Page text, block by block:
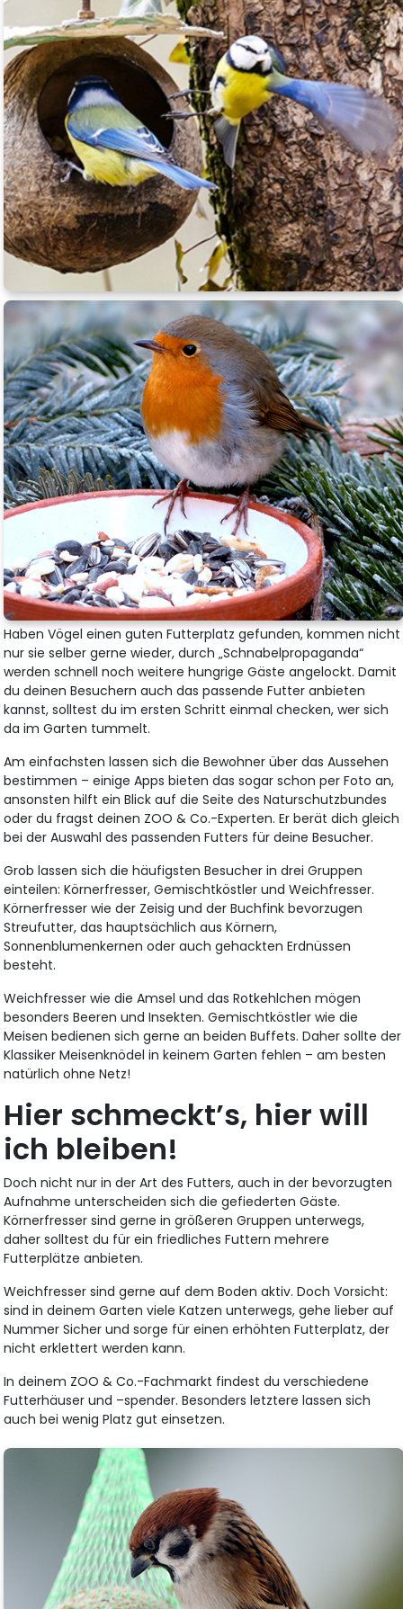
Haben Vögel einen guten Futterplatz gefunden, kommen nicht
nur sie selber gerne wieder, durch „Schnabelpropaganda“
werden schnell noch weitere hungrige Gäste angelockt. Damit
du deinen Besuchern auch das passende Futter anbieten
kannst, solltest du im ersten Schritt einmal checken, wer sich
da im Garten tummelt.
Am einfachsten lassen sich die Bewohner über das Aussehen
bestimmen – einige Apps bieten das sogar schon per Foto an,
ansonsten hilft ein Blick auf die Seite des Naturschutzbundes
oder du fragst deinen ZOO & Co.-Experten. Er berät dich gleich
bei der Auswahl des passenden Futters für deine Besucher.
Grob lassen sich die häufigsten Besucher in drei Gruppen
einteilen: Körnerfresser, Gemischtköstler und Weichfresser.
Körnerfresser wie der Zeisig und der Buchfink bevorzugen
Streufutter, das hauptsächlich aus Körnern,
Sonnenblumenkernen oder auch gehackten Erdnüssen
besteht.
Weichfresser wie die Amsel und das Rotkehlchen mögen
besonders Beeren und Insekten. Gemischtköstler wie die
Meisen bedienen sich gerne an beiden Buffets. Daher sollte der
Klassiker Meisenknödel in keinem Garten fehlen – am besten
natürlich ohne Netz!
Hier schmeckt’s, hier will
ich bleiben!
Doch nicht nur in der Art des Futters, auch in der bevorzugten
Aufnahme unterscheiden sich die gefiederten Gäste.
Körnerfresser sind gerne in größeren Gruppen unterwegs,
daher solltest du für ein friedliches Futtern mehrere
Futterplätze anbieten.
Weichfresser sind gerne auf dem Boden aktiv. Doch Vorsicht:
sind in deinem Garten viele Katzen unterwegs, gehe lieber auf
Nummer Sicher und sorge für einen erhöhten Futterplatz, der
nicht erklettert werden kann.
In deinem ZOO & Co.-Fachmarkt findest du verschiedene
Futterhäuser und –spender. Besonders letztere lassen sich
auch bei wenig Platz gut einsetzen.